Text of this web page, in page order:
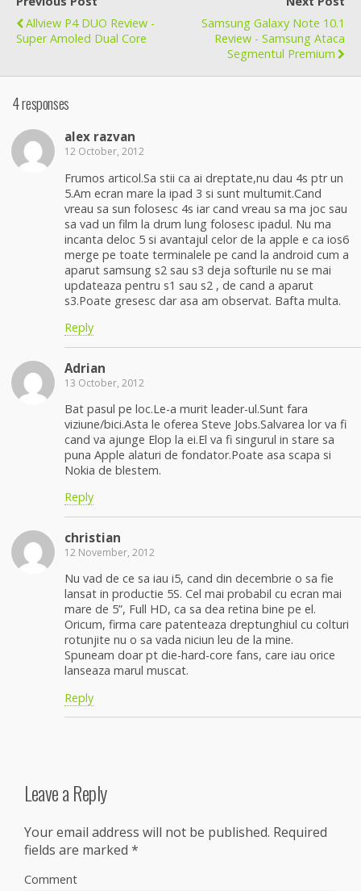
Allview P4 DUO Review -
Super Amoled Dual Core
Samsung Galaxy Note 10.1
Review - Samsung Ataca
Segmentul Premium
4 responses
alex razvan
12 October, 2012
Frumos articol.Sa stii ca ai dreptate,nu dau 4s ptr un
5.Am ecran mare la ipad 3 si sunt multumit.Cand
vreau sa sun folosesc 4s iar cand vreau sa ma joc sau
sa vad un film la drum lung folosesc ipadul. Nu ma
incanta deloc 5 si avantajul celor de la apple e ca ios6
merge pe toate terminalele pe cand la android cum a
aparut samsung s2 sau s3 deja softurile nu se mai
updateaza pentru s1 sau s2 , de cand a aparut
s3.Poate gresesc dar asa am observat. Bafta multa.
Reply
Adrian
13 October, 2012
Bat pasul pe loc.Le-a murit leader-ul.Sunt fara
viziune/bici.Asta le oferea Steve Jobs.Salvarea lor va fi
cand va ajunge Elop la ei.El va fi singurul in stare sa
puna Apple alaturi de fondator.Poate asa scapa si
Nokia de blestem.
Reply
christian
12 November, 2012
Nu vad de ce sa iau i5, cand din decembrie o sa fie
lansat in productie 5S. Cel mai probabil cu ecran mai
mare de 5”, Full HD, ca sa dea retina bine pe el.
Oricum, firma care patenteaza dreptunghiul cu colturi
rotunjite nu o sa vada niciun leu de la mine.
Spuneam doar pt die-hard-core fans, care iau orice
lanseaza marul muscat.
Reply
Leave a Reply
Your email address will not be published. Required
fields are marked *
Comment